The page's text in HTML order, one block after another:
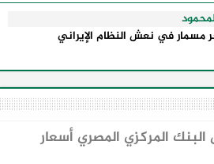
مسمار في نعش النظام الإيراني
المركزي المصري أسعار